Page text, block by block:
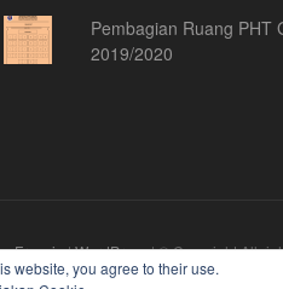
Pembagian Ruang PHT
2019/2020
Freesia|WordPress| © Copyright All
website, you agree to their use.